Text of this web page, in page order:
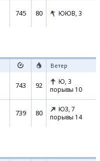
745 80 ЮЮВ, 3
Ветер
743 92 Ю, 3
порывы 10
739 80 ЮЗ, 7
порывы 14